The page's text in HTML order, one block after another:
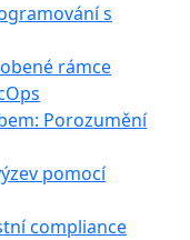
s
rámce
Porozumění
pomocí
compliance